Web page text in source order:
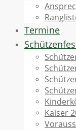
Termine
Kaiser